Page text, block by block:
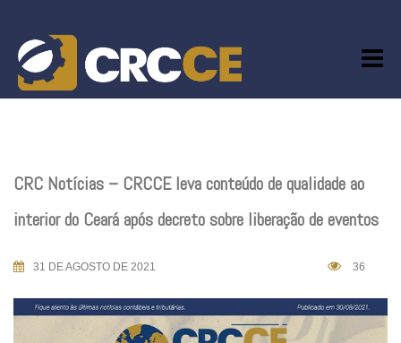
content
CRC Notícias – CRCCE leva conteúdo de qualidade ao
interior do Ceará após decreto sobre liberação de eventos
31 DE AGOSTO DE 2021 36